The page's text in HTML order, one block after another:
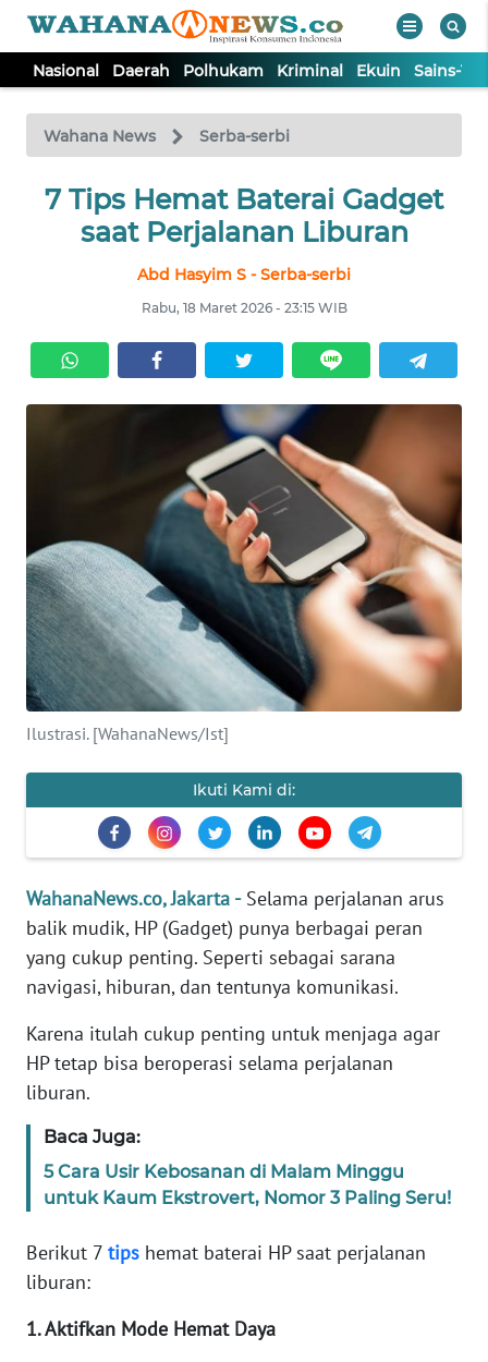
Nasional Daerah Polhukam Kriminal Ekuin Sains-
Wahana News Serba-serbi
7 Tips Hemat Baterai Gadget
saat Perjalanan Liburan
Abd Hasyim S - Serba-serbi
Rabu, 18 Maret 2026 - 23:15 WIB
Ilustrasi. [WahanaNews/Ist]
Ikuti Kami di:
WahanaNews.co, Jakarta - Selama perjalanan arus
balik mudik, HP (Gadget) punya berbagai peran
yang cukup penting. Seperti sebagai sarana
navigasi, hiburan, dan tentunya komunikasi.
Karena itulah cukup penting untuk menjaga agar
HP tetap bisa beroperasi selama perjalanan
liburan.
Baca Juga:
5 Cara Usir Kebosanan di Malam Minggu
untuk Kaum Ekstrovert, Nomor 3 Paling Seru!
Berikut 7 tips hemat baterai HP saat perjalanan
liburan:
1. Aktifkan Mode Hemat Daya
TV
Tutup
NASIONAL
KRIMINAL
KESEHATAN
INTERNASIONAL
SERBA-SERBI
PENDIDIKAN
OLAHRAGA
OPINI
EDITORIAL
Informasi
INDEKS
BERITA
KAMI
INFO
TENTANG